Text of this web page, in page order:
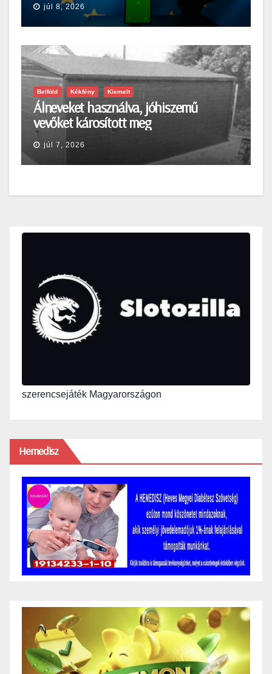
júl 8, 2026
Belföld Kékfény Kiemelt
Álneveket használva, jóhiszemű
vevőket károsított meg
júl 7, 2026
szerencsejáték Magyarországon
Hemedisz